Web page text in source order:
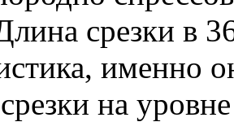
срезки в
именно
на